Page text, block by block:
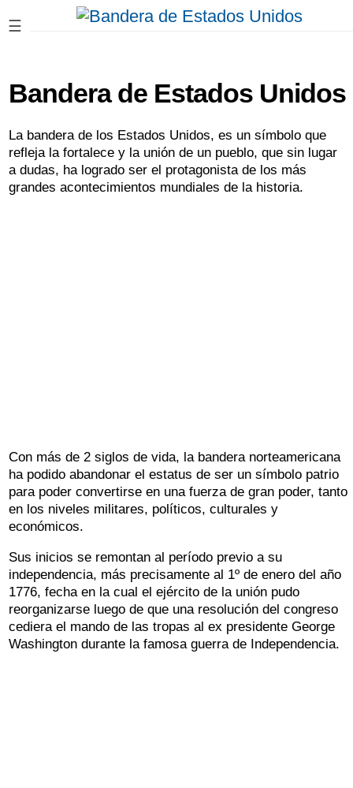
☰
Bandera de Estados Unidos
La bandera de los Estados Unidos, es un símbolo que
refleja la fortalece y la unión de un pueblo, que sin lugar
a dudas, ha logrado ser el protagonista de los más
grandes acontecimientos mundiales de la historia.
Con más de 2 siglos de vida, la bandera norteamericana
ha podido abandonar el estatus de ser un símbolo patrio
para poder convertirse en una fuerza de gran poder, tanto
en los niveles militares, políticos, culturales y
económicos.
Sus inicios se remontan al período previo a su
independencia, más precisamente al 1º de enero del año
1776, fecha en la cual el ejército de la unión pudo
reorganizarse luego de que una resolución del congreso
cediera el mando de las tropas al ex presidente George
Washington durante la famosa guerra de Independencia.